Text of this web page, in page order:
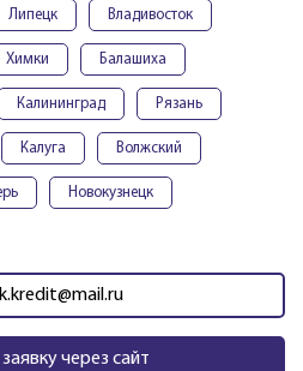
Липецк Владивосток
Химки Балашиха
Калининград Рязань
Калуга Волжский
Новокузнецк
через сайт